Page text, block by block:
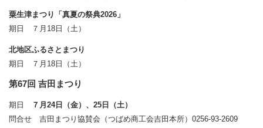
粟生津まつり「真夏の祭典2026」
期日 ７月18日（土）
北地区ふるさとまつり
期日 ７月18日（土）
第67回 吉田まつり
期日
７月24日（金）、25日（土）
問合せ 吉田まつり協賛会（つばめ商工会吉田本所）0256-93-2609